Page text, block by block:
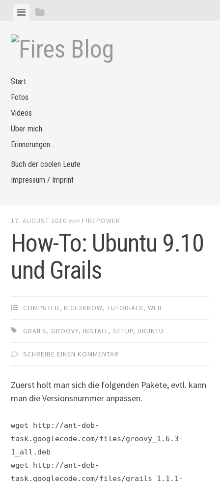
Zum
springen
MenüSeitenleiste
Start
Fotos
Videos
Über mich
Erinnerungen…
Buch der coolen Leute
Impressum / Imprint
17. AUGUST 2010 von FIREPOWER
How-To: Ubuntu 9.10
und Grails
COMPUTER, NICE2KNOW,TUTORIALS,WEB
GRAILS, GROOVY, INSTALL,SETUP, UBUNTU
SCHREIBE EINEN KOMMENTAR
Zuerst holt man sich die folgenden Pakete, evtl. kann
man die Versionsnummer anpassen.
wget http://ant-deb-
task.googlecode.com/files/groovy_1.6.3-
1_all.deb
wget http://ant-deb-
task.googlecode.com/files/grails_1.1.1-